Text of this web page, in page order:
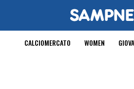
CALCIOMERCATO WOMEN